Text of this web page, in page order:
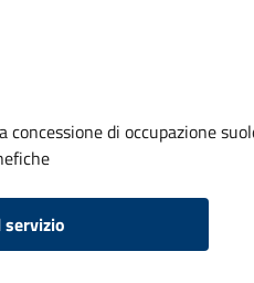
concessione di occupazione
servizio